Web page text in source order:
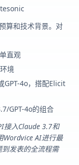
算和技术背景。对
直观
境
GPT-4o，搭配Elicit
GPT-4o的组合
接入Claude 3.7和
Wordvice AI进行最
发表的全流程需